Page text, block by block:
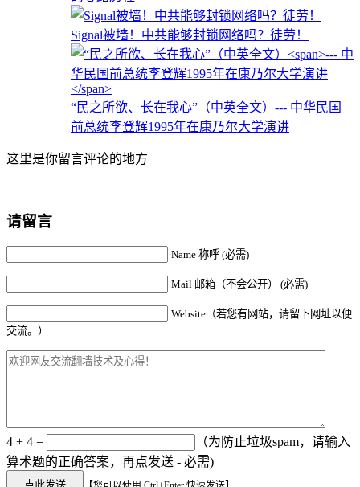
Signal被墙！中共能够封锁网络吗？徒劳！
“民之所欲、长在我心”（中英全文） --- 中华民国
前总统李登辉1995年在康乃尔大学演讲
这里是你留言评论的地方
请留言
Name 称呼 (必需)
Mail 邮箱（不会公开） (必需)
Website（若您有网站，请留下网址以便
交流。）
4 + 4 =
（为防止垃圾spam，请输入
算术题的正确答案，再点发送 - 必需)